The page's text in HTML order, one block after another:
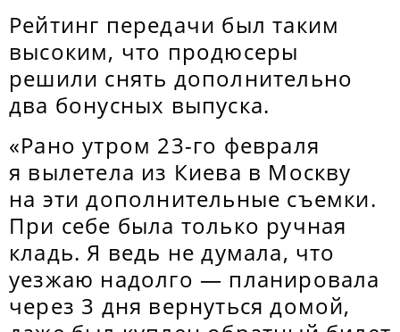
Рейтинг передачи был таким
высоким, что продюсеры
решили снять дополнительно
два бонусных выпуска.
«Рано утром 23-го февраля
я вылетела из Киева в Москву
на эти дополнительные съемки.
При себе была только ручная
кладь. Я ведь не думала, что
уезжаю надолго — планировала
через 3 дня вернуться домой,